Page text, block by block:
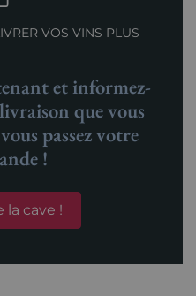
VOS VINS PLUS
et informez-
que vous
passez votre
!
la cave !